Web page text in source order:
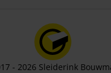
- 2026 Sleiderink